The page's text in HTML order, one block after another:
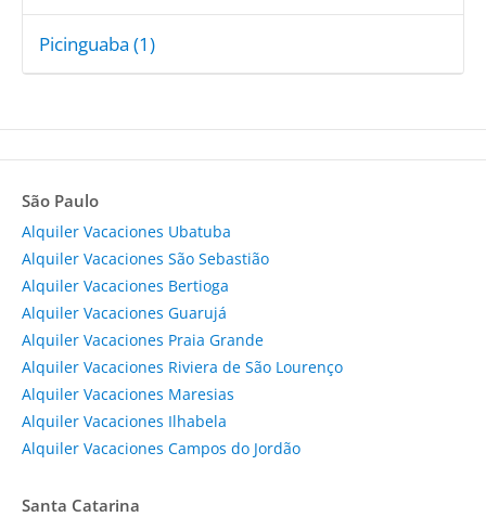
Picinguaba (1)
São Paulo
Alquiler Vacaciones Ubatuba
Alquiler Vacaciones São Sebastião
Alquiler Vacaciones Bertioga
Alquiler Vacaciones Guarujá
Alquiler Vacaciones Praia Grande
Alquiler Vacaciones Riviera de São Lourenço
Alquiler Vacaciones Maresias
Alquiler Vacaciones Ilhabela
Alquiler Vacaciones Campos do Jordão
Santa Catarina